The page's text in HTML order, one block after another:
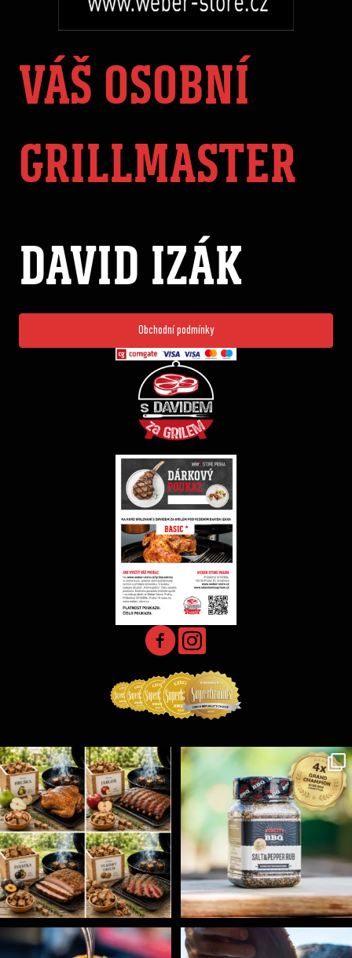
VÁŠ OSOBNÍ
GRILLMASTER
DAVID IZÁK
Obchodní podmínky
Udící špalíky - BORN TO SMOKE - různé druhy k...
3 0
Koření Suncity – autentická BBQ chuť u vás doma!...
1 0
Spoustu podobných triků, které vám usnadní nejenom ... Ryba na grilu je opravdu rychlá, a stejně tak